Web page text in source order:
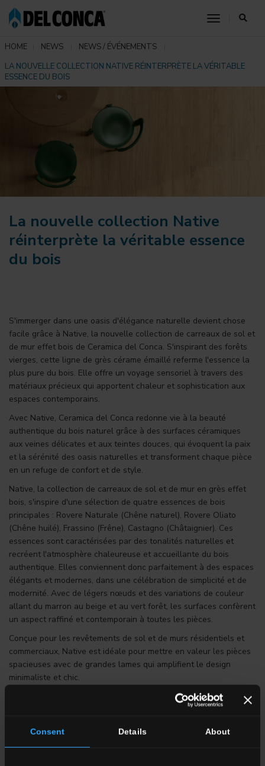
Consent Details About
toggle
HOME NEWS
NEWS / ÉVÉNEMENTS
LA NOUVELLE COLLECTION NATIVE RÉINTERPRÈTE LA VÉRITABLE
ESSENCE DU BOIS
La nouvelle collection Native
réinterprète la véritable essence
du bois
S'immerger dans une oasis d'élégance naturelle devient chose
facile grâce à Native, la nouvelle collection de carreaux de sol et
de mur effet bois de Ceramica del Conca. S'inspirant des forêts
vierges, cette ligne de grès cérame émaillé referme l'essence la
plus pure du bois. Elle offre un voyage sensoriel à travers des
matériaux précieux qui apportent chaleur et sophistication aux
espaces contemporains.
Avec Native, Ceramica del Conca redonne vie à la beauté
authentique du bois naturel grâce à des surfaces céramiques
aux veines délicates et aux teintes douces, qui évoquent la paix
et la sérénité des oasis naturelles et transforment chaque pièce
en un refuge de confort et de style.
Native, la collection de carreaux de sol et de mur en grès effet
bois, s'inspire d'une sélection de quatre essences de bois
principales : Rovere Naturale (Chêne naturel), Rovere Oliato
(Chêne huilé), Frassino (Frêne), Castagno (Châtaignier). Ces
essences sont caractérisées par des tonalités naturelles et
recréent l'atmosphère chaleureuse et accueillante du bois
authentique. Elles conviennent donc parfaitement à des espaces
élégants et modernes, dans une célébration de simplicité et de
modernité. Avec de légers nœuds et des variations de couleur
allant du marron au beige et au vert forêt, les surfaces confèrent
un aspect raffiné et contemporain à toutes les pièces.
Conçue pour les revêtements de sol et de murs résidentiels et
commerciaux, Native est idéale pour mettre en valeur les pièces
spacieuses avec de grandes lames qui amplifient le design
minimaliste et chic.
Formats disponibles : 26,5x180 cm, 20x120 cm, 60x60 cm